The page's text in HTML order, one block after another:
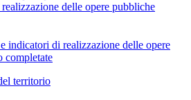
delle opere pubbliche
indicatori di realizzazione delle opere
completate
territorio